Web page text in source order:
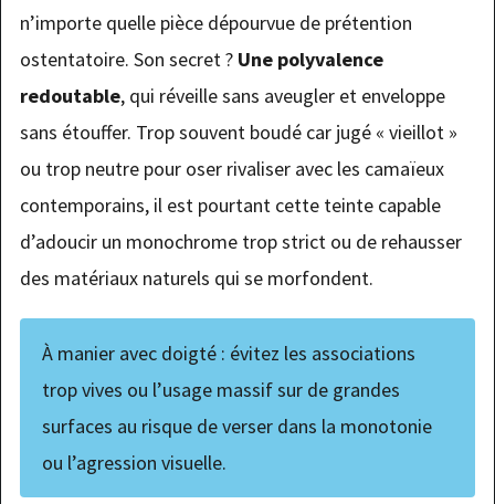
n’importe quelle pièce dépourvue de prétention
ostentatoire. Son secret ? Une polyvalence
redoutable, qui réveille sans aveugler et enveloppe
sans étouffer. Trop souvent boudé car jugé « vieillot »
ou trop neutre pour oser rivaliser avec les camaïeux
contemporains, il est pourtant cette teinte capable
d’adoucir un monochrome trop strict ou de rehausser
des matériaux naturels qui se morfondent.
À manier avec doigté : évitez les associations
trop vives ou l’usage massif sur de grandes
surfaces au risque de verser dans la monotonie
ou l’agression visuelle.